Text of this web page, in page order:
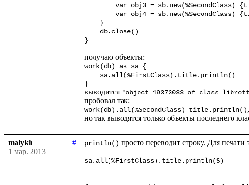
}
work(db) as sa {
}
выводится "object 19373033 of class
work(db).all(%SecondClass).title.println(),
но так выводятся только объекты последнего
malykh
#
1 мар. 2013
println() просто переводит строку. Для печати
sa.all(%FirstClass).title.println($)